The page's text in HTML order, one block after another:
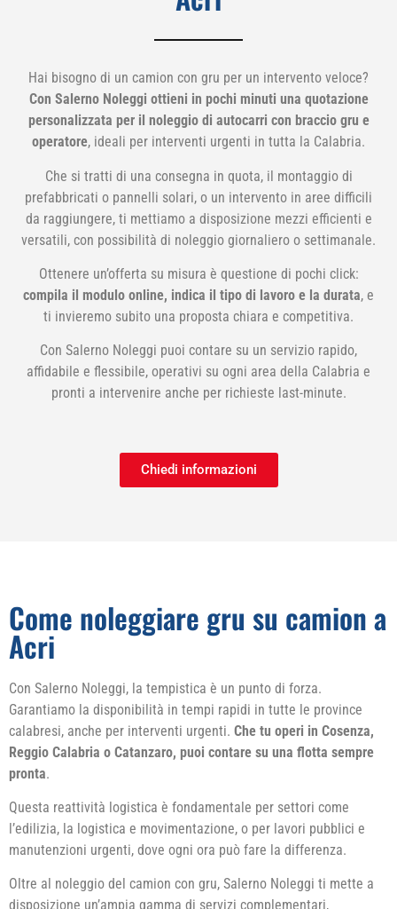
Hai bisogno di un camion con gru per un intervento veloce?
Con Salerno Noleggi ottieni in pochi minuti una quotazione
personalizzata per il noleggio di autocarri con braccio gru e
operatore, ideali per interventi urgenti in tutta la Calabria.
Che si tratti di una consegna in quota, il montaggio di
prefabbricati o pannelli solari, o un intervento in aree difficili
da raggiungere, ti mettiamo a disposizione mezzi efficienti e
versatili, con possibilità di noleggio giornaliero o settimanale.
Ottenere un’offerta su misura è questione di pochi click:
compila il modulo online, indica il tipo di lavoro e la durata, e
ti invieremo subito una proposta chiara e competitiva.
Con Salerno Noleggi puoi contare su un servizio rapido,
affidabile e flessibile, operativi su ogni area della Calabria e
pronti a intervenire anche per richieste last-minute.
Chiedi informazioni
Come noleggiare gru su camion a
Acri
Con Salerno Noleggi, la tempistica è un punto di forza.
Garantiamo la disponibilità in tempi rapidi in tutte le province
calabresi, anche per interventi urgenti. Che tu operi in Cosenza,
Reggio Calabria o Catanzaro, puoi contare su una flotta sempre
pronta.
Questa reattività logistica è fondamentale per settori come
l’edilizia, la logistica e movimentazione, o per lavori pubblici e
manutenzioni urgenti, dove ogni ora può fare la differenza.
Oltre al noleggio del camion con gru, Salerno Noleggi ti mette a
disposizione un’ampia gamma di servizi complementari,